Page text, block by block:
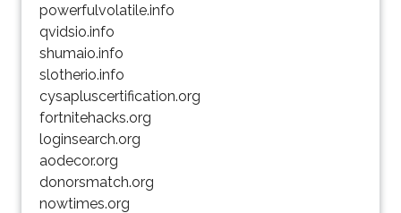
powerfulvolatile.info
qvidsio.info
shumaio.info
slotherio.info
cysapluscertification.org
fortnitehacks.org
loginsearch.org
aodecor.org
donorsmatch.org
nowtimes.org